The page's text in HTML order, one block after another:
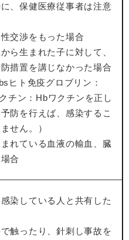
、保健医療従事者は注意
交渉をもった場合
ら生まれた子に対して、
措置を講じなかった場合
ヒト免疫グロブリン：
チン：Hbワクチンを正し
防を行えば、感染するこ
せん。）
れている血液の輸血、臓
合
染している人と共有した
触ったり、針刺し事故を